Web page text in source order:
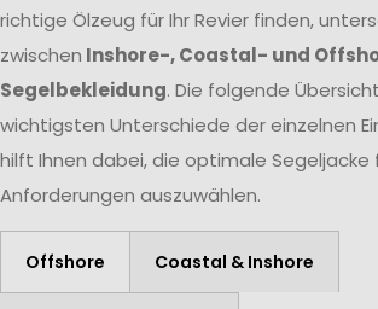
richtige Ölzeug für Ihr Revier finden,
zwischen Inshore-, Coastal- und
Segelbekleidung. Die folgende
wichtigsten Unterschiede der einzelnen
hilft Ihnen dabei, die optimale Segeljacke
Anforderungen auszuwählen.
Offshore Coastal & Inshore